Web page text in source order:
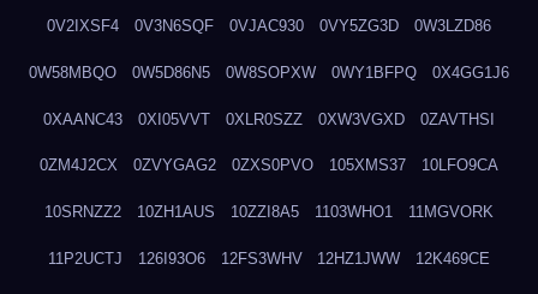
0V2IXSF4 0V3N6SQF 0VJAC930 0VY5ZG3D 0W3LZD86
0W58MBQO 0W5D86N5 0W8SOPXW 0WY1BFPQ 0X4GG1J6
0XAANC43 0XI05VVT 0XLR0SZZ 0XW3VGXD 0ZAVTHSI
0ZM4J2CX 0ZVYGAG2 0ZXS0PVO 105XMS37 10LFO9CA
10SRNZZ2 10ZH1AUS 10ZZI8A5 1103WHO1 11MGVORK
11P2UCTJ 126I93O6 12FS3WHV 12HZ1JWW 12K469CE